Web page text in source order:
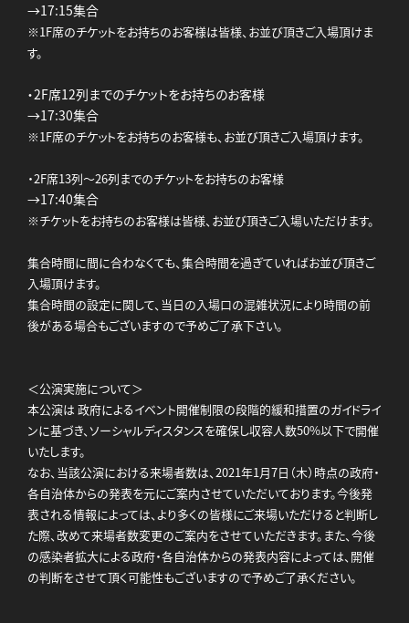
→17:15集合
※1F席のチケットをお持ちのお客様は皆様、お並び頂きご入場頂けま
す。
・2F席12列までのチケットをお持ちのお客様
→17:30集合
※1F席のチケットをお持ちのお客様も、お並び頂きご入場頂けます。
・2F席13列～26列までのチケットをお持ちのお客様
→17:40集合
※チケットをお持ちのお客様は皆様、お並び頂きご入場いただけます。
集合時間に間に合わなくても、集合時間を過ぎていればお並び頂きご
入場頂けます。
集合時間の設定に関して、当日の入場口の混雑状況により時間の前
後がある場合もございますので予めご了承下さい。
＜公演実施について＞
本公演は 政府によるイベント開催制限の段階的緩和措置のガイドライ
ンに基づき、ソーシャルディスタンスを確保し収容人数50%以下で開催
いたします。
なお、当該公演における来場者数は、2021年1月7日（木）時点の政府・
各自治体からの発表を元にご案内させていただいております。今後発
表される情報によっては、より多くの皆様にご来場いただけると判断し
た際、改めて来場者数変更のご案内をさせていただきます。また、今後
の感染者拡大による政府・各自治体からの発表内容によっては、開催
の判断をさせて頂く可能性もございますので予めご了承ください。